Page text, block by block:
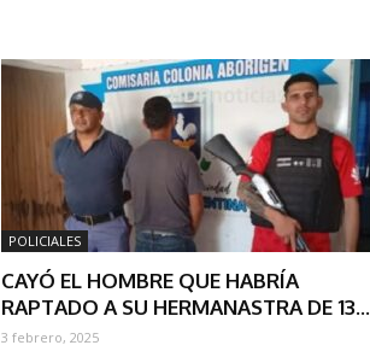
POLICIALES
CAYÓ EL HOMBRE QUE HABRÍA
RAPTADO A SU HERMANASTRA DE 13...
3 febrero, 2025